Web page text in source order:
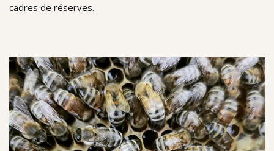
cadres de réserves.